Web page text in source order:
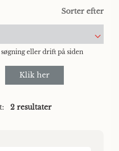
Sorter efter
eller drift på siden
Klik her
2 resultater